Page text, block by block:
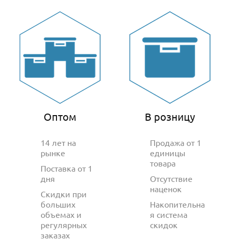
Оптом
14 лет на
рынке
Поставка от 1
дня
Скидки при
больших
объемах и
регулярных
заказах
В розницу
Продажа от 1
единицы
товара
Отсутствие
наценок
Накопительна
я система
скидок